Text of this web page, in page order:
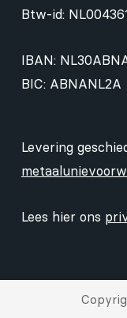
Btw-id:
IBAN:
BIC: ABNANL2A
Levering
Lees hier ons